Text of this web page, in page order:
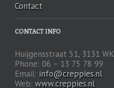
Contact
CONTACT INFO
Huijgensstraat 51, 3131
Phone: 06 – 13 75 78 99
Email: info@creppies.nl
Web: www.creppies.nl